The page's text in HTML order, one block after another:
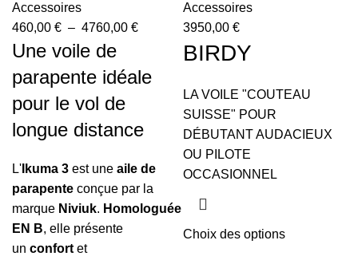
Accessoires
460,00 € – 4760,00 €
Une voile de
parapente idéale
pour le vol de
longue distance
L' Ikuma 3 est une aile de
parapente conçue par la
marque Niviuk. Homologuée
EN B, elle présente
un confort et
Accessoires
3950,00 €
BIRDY
LA VOILE "COUTEAU
SUISSE" POUR
DÉBUTANT AUDACIEUX
OU PILOTE
OCCASIONNEL
Choix des options